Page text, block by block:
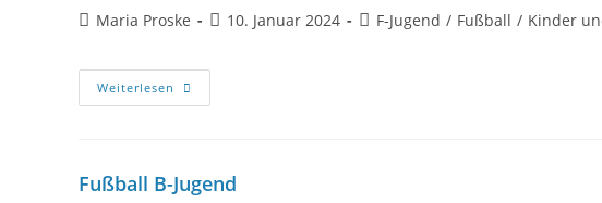
Maria Proske 10. Januar 2024 F-Jugend / Fußball / Kinder
Weiterlesen
Fußball B-Jugend